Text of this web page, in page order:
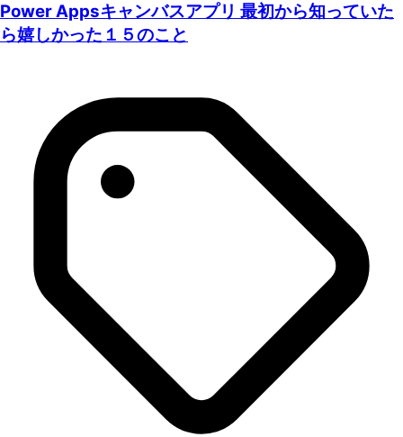
Power Appsキャンバスアプリ 最初から知っていた
ら嬉しかった１５のこと